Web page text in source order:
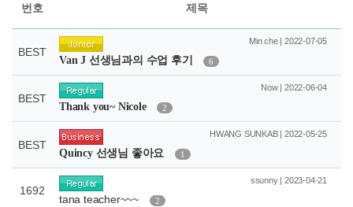
번호 제목
BEST
Min che | 2022-07-05
Van J 선생님과의 수업 후기 6
BEST
Now | 2022-06-04
Thank you~ Nicole 2
BEST
HWANG SUNKAB | 2022-05-25
Quincy 선생님 좋아요 1
1692
ssunny | 2023-04-21
tana teacher~~~ 2